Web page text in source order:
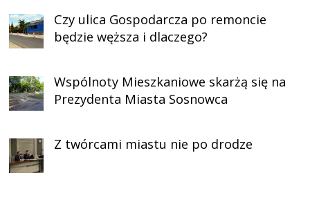
Czy ulica Gospodarcza po remoncie
będzie węższa i dlaczego?
Wspólnoty Mieszkaniowe skarżą się na
Prezydenta Miasta Sosnowca
Z twórcami miastu nie po drodze